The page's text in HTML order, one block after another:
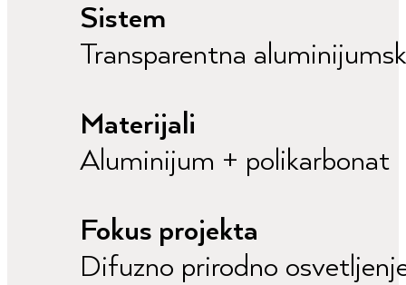
Sistem
Transparentna
Materijali
Aluminijum + polikarbonat
Fokus projekta
Difuzno prirodno